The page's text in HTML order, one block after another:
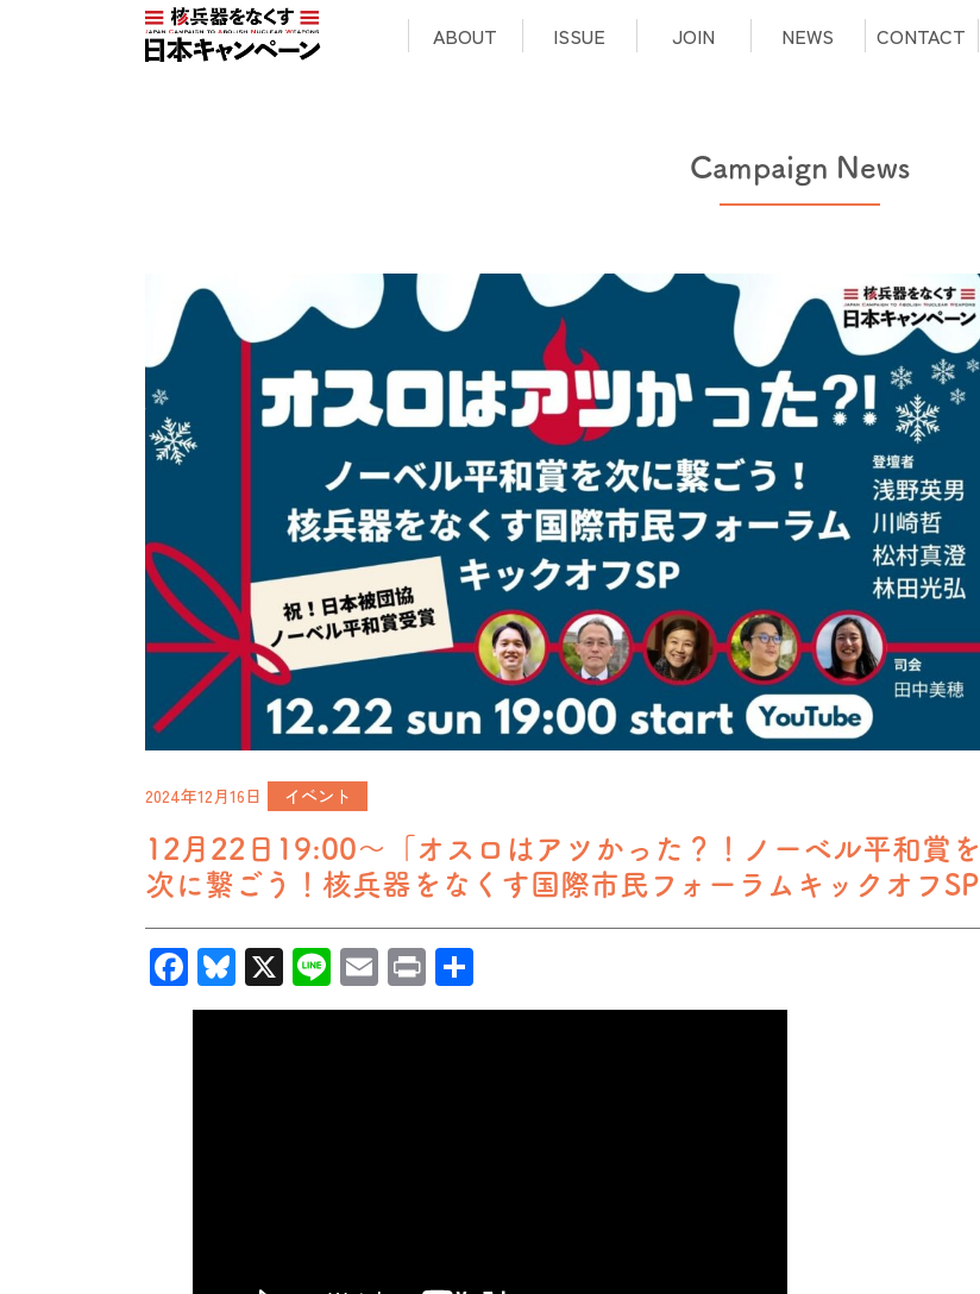
ABOUT ISSUE JOIN NEWS CONTACT
Campaign News
2024年12月16日 イベント
12月22日19:00〜「オスロはアツかった？！ノーベル平和賞を
次に繋ごう！核兵器をなくす国際市民フォーラムキックオフSP
Facebook
Bluesky
X LineEmailPrint
有